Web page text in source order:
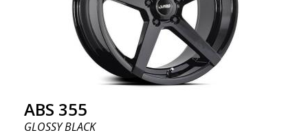
ABS 355
GLOSSY BLACK